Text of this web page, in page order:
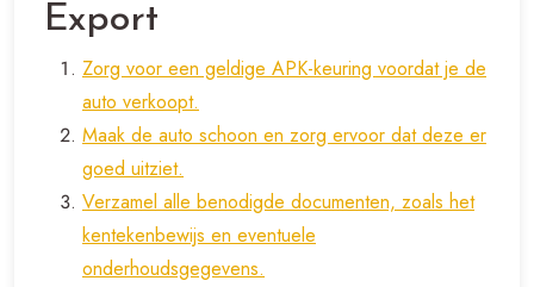
Export
Zorg voor een geldige APK-keuring voordat je de
auto verkoopt.
Maak de auto schoon en zorg ervoor dat deze er
goed uitziet.
Verzamel alle benodigde documenten, zoals het
kentekenbewijs en eventuele
onderhoudsgegevens.